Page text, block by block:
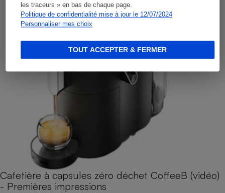
les traceurs » en bas de chaque page.
Politique de confidentialité mise à jour le 12/07/2024
Personnaliser mes choix
TOUT ACCEPTER & FERMER
Cafetière à capsules zéro déchet CoffeeB (vidéo)
- Premières impressions